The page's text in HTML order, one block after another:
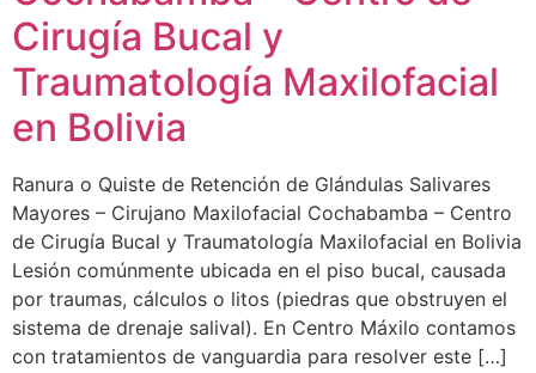
Cirugía Bucal y
Traumatología Maxilofacial
en Bolivia
Ranura o Quiste de Retención de Glándulas Salivares
Mayores – Cirujano Maxilofacial Cochabamba – Centro
de Cirugía Bucal y Traumatología Maxilofacial en Bolivia
Lesión comúnmente ubicada en el piso bucal, causada
por traumas, cálculos o litos (piedras que obstruyen el
sistema de drenaje salival). En Centro Máxilo contamos
con tratamientos de vanguardia para resolver este […]